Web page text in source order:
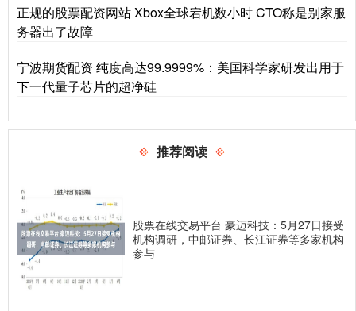
正规的股票配资网站 Xbox全球宕机数小时 CTO称是别家服
务器出了故障
宁波期货配资 纯度高达99.9999%：美国科学家研发出用于
下一代量子芯片的超净硅
推荐阅读
股票在线交易平台 豪迈科技：5月27日接受
机构调研，中邮证券、长江证券等多家机构
参与